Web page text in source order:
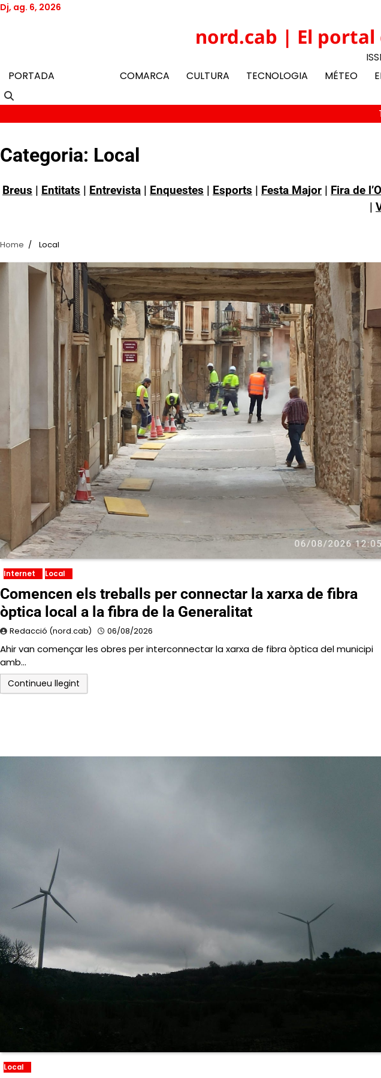
Skip
Dj, ag. 6, 2026
nord.cab | El portal
PORTADA
COMARCA CULTURA TECNOLOGIA MÉTEO
Categoria: Local
Breus Entitats Entrevista Enquestes Esports Festa Major Fira de
Home Local
Internet Local
Comencen els treballs per connectar la xarxa de fibra
òptica local a la fibra de la Generalitat
Redacció (nord.cab) 06/08/2026
Ahir van començar les obres per interconnectar la xarxa de fibra òptica del municipi
amb…
Continueu llegint
Local